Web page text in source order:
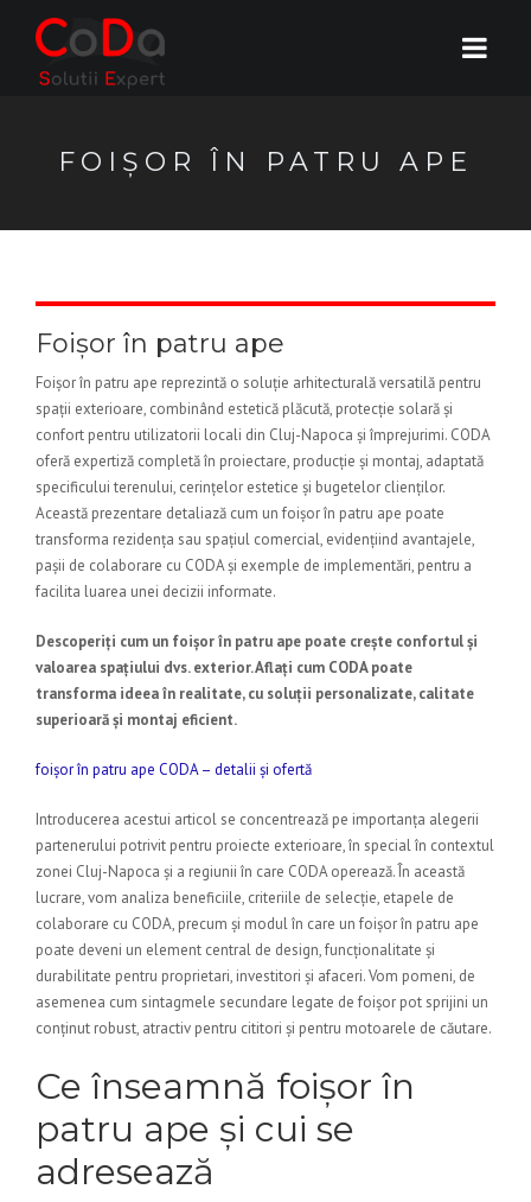
FOIȘOR ÎN PATRU APE
Foișor în patru ape
Foișor în patru ape reprezintă o soluție arhitecturală versatilă pentru
spații exterioare, combinând estetică plăcută, protecție solară și
confort pentru utilizatorii locali din Cluj-Napoca și împrejurimi. CODA
oferă expertiză completă în proiectare, producție și montaj, adaptată
specificului terenului, cerințelor estetice și bugetelor clienților.
Această prezentare detaliază cum un foișor în patru ape poate
transforma rezidența sau spațiul comercial, evidențiind avantajele,
pașii de colaborare cu CODA și exemple de implementări, pentru a
facilita luarea unei decizii informate.
Descoperiți cum un foișor în patru ape poate crește confortul și
valoarea spațiului dvs. exterior. Aflați cum CODA poate
transforma ideea în realitate, cu soluții personalizate, calitate
superioară și montaj eficient.
foișor în patru ape CODA – detalii și ofertă
Introducerea acestui articol se concentrează pe importanța alegerii
partenerului potrivit pentru proiecte exterioare, în special în contextul
zonei Cluj-Napoca și a regiunii în care CODA operează. În această
lucrare, vom analiza beneficiile, criteriile de selecție, etapele de
colaborare cu CODA, precum și modul în care un foișor în patru ape
poate deveni un element central de design, funcționalitate și
durabilitate pentru proprietari, investitori și afaceri. Vom pomeni, de
asemenea cum sintagmele secundare legate de foișor pot sprijini un
conținut robust, atractiv pentru cititori și pentru motoarele de căutare.
Ce înseamnă foișor în
patru ape și cui se
adresează